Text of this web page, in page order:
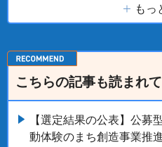
もっ
こちらの記事も読まれて
【選定結果の公表】公募
動体験のまち創造事業推進